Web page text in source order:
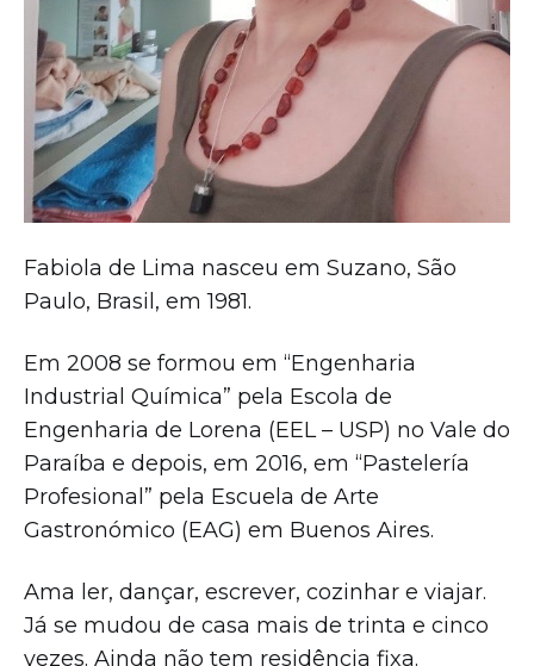
Fabiola de Lima nasceu em Suzano, São
Paulo, Brasil, em 1981.
Em 2008 se formou em “Engenharia
Industrial Química” pela Escola de
Engenharia de Lorena (EEL – USP) no Vale do
Paraíba e depois, em 2016, em “Pastelería
Profesional” pela Escuela de Arte
Gastronómico (EAG) em Buenos Aires.
Ama ler, dançar, escrever, cozinhar e viajar.
Já se mudou de casa mais de trinta e cinco
vezes. Ainda não tem residência fixa.